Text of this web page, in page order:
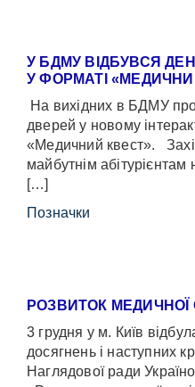
У БДМУ ВІДБУВСЯ
У ФОРМАТІ
На вихідних в БДМУ
дверей у новому
«Медичний квест».
майбутнім
[…]
Позначки
РОЗВИТОК МЕДИЧНОЇ
3 грудня у м. Київ
досягнень і наступних
Наглядової ради